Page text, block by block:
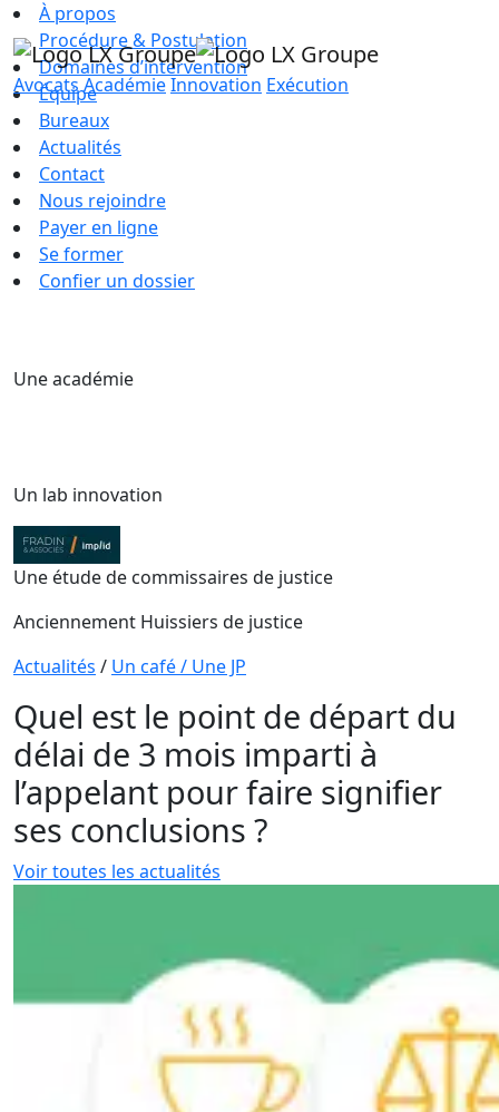
AvocatsAcadémieInnovation Exécution
À propos
Procédure & Postulation
Domaines d’intervention
Équipe
Bureaux
Actualités
Contact
Nous rejoindre
Payer en ligne
Se former
Confier un dossier
Une académie
Un lab innovation
Une étude de commissaires de justice
Anciennement Huissiers de justice
Actualités / Un café / Une JP
Quel est le point de départ du
délai de 3 mois imparti à
l’appelant pour faire signifier
ses conclusions ?
Voir toutes les actualités